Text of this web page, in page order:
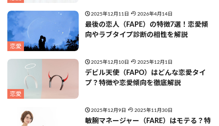
恋愛
2025年12月11日 2026年4月14日
最後の恋人（FAPE）の特徴7選！恋愛傾
向やラブタイプ診断の相性を解説
恋愛
2025年12月10日 2025年12月1日
デビル天使（FAPO）はどんな恋愛タイ
プ？特徴や恋愛傾向を徹底解説
2025年12月9日 2025年11月30日
敏腕マネージャー（FARE）はモテる？特